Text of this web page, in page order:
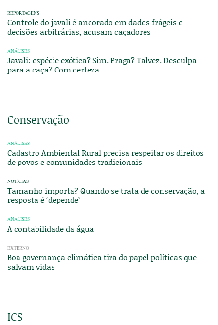
REPORTAGENS
Controle do javali é ancorado em dados frágeis e
decisões arbitrárias, acusam caçadores
ANÁLISES
Javali: espécie exótica? Sim. Praga? Talvez. Desculpa
para a caça? Com certeza
Conservação
ANÁLISES
Cadastro Ambiental Rural precisa respeitar os direitos
de povos e comunidades tradicionais
NOTÍCIAS
Tamanho importa? Quando se trata de conservação, a
resposta é ‘depende’
ANÁLISES
A contabilidade da água
EXTERNO
Boa governança climática tira do papel políticas que
salvam vidas
ICS